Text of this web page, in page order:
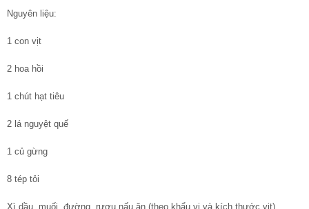
Nguyên liệu:
1 con vịt
2 hoa hồi
1 chút hạt tiêu
2 lá nguyệt quế
1 củ gừng
8 tép tỏi
Xì dầu, muối, đường, rượu nấu ăn (theo khẩu vị và kích thước vịt)